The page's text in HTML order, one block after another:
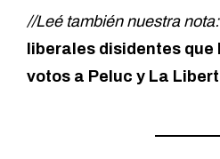
//Leé también nuestra nota:
liberales disidentes que
votos a Peluc y La